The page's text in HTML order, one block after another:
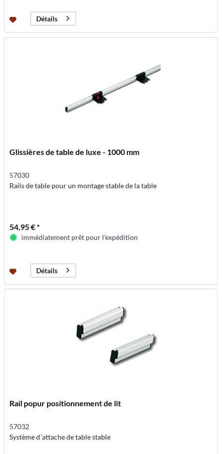
Détails
Glissières de table de luxe - 1000 mm
57030
Rails de table pour un montage stable de la table
54,95 € *
immédiatement prêt pour l'expédition
Détails
Rail popur positionnement de lit
57032
Système d´attache de table stable